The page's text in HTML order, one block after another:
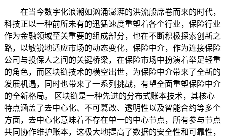
在当今数字化浪潮如汹涌澎湃的洪流般席卷而来的时代，
科技正以一种前所未有的迅猛速度重塑着各个行业，保险行业
作为金融领域至关重要的组成部分，也在不断积极探索创新之
路，以敏锐地适应市场的动态变化，保险中介，作为连接保险
公司与投保人之间的关键桥梁，在保险市场中扮演着举足轻重
的角色，而区块链技术的横空出世，为保险中介带来了全新的
发展机遇，同时也带来了一系列挑战，有望全面重塑保险中介
的全新格局。 区块链是一种先进的分布式账本技术，其核心
特点涵盖了去中心化、不可篡改、透明性以及智能合约等多个
方面，去中心化意味着不存在单一的中心节点，所有参与节点
共同协作维护账本，这极大地提高了数据的安全性和可靠性，